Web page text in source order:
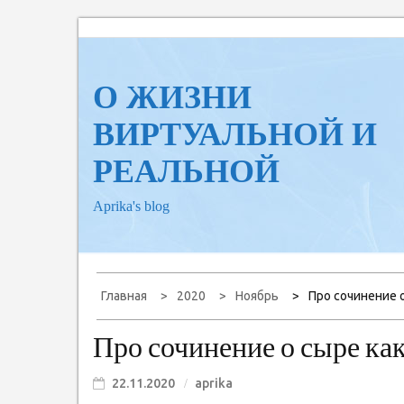
О ЖИЗНИ
ВИРТУАЛЬНОЙ И
РЕАЛЬНОЙ
Aprika's blog
Главная 2020 Ноябрь Про сочинение
Про сочинение о сыре
22.11.2020 aprika